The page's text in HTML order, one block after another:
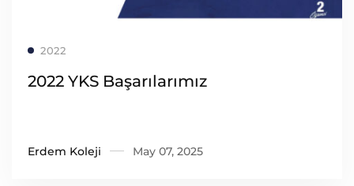
2022
2022 YKS Başarılarımız
Erdem Koleji May 07, 2025